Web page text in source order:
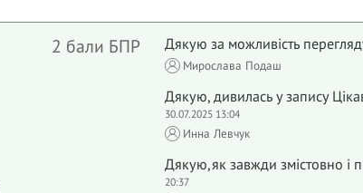
2 бали БПР Дякую за можливість
Мирослава Подаш
Дякую, дивилась у запису
30.07.2025 13:04
Инна Левчук
Дякую,як завжди змістовно і
20:37